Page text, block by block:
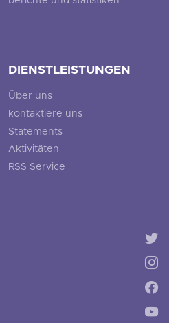
DIENSTLEISTUNGEN
Über uns
kontaktiere uns
Statements
Aktivitäten
RSS Service